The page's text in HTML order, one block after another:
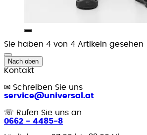
Sie haben 4 von 4 Artikeln gesehen
Nach oben
Kontakt
✉ Schreiben Sie uns
service@universal.at
☏ Rufen Sie uns an
0662 - 4485-8